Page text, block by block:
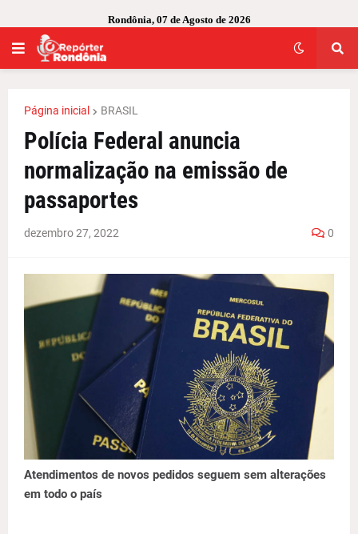
Rondônia, 07 de Agosto de 2026
Página inicial BRASIL
Polícia Federal anuncia
normalização na emissão de
passaportes
dezembro 27, 2022 0
Atendimentos de novos pedidos seguem sem alterações
em todo o país